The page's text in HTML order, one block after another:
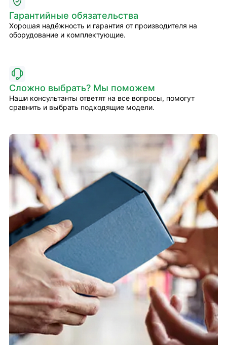
Гарантийные обязательства
Хорошая надёжность и гарантия от производителя на
оборудование и комплектующие.
Сложно выбрать? Мы поможем
Наши консультанты ответят на все вопросы, помогут
сравнить и выбрать подходящие модели.